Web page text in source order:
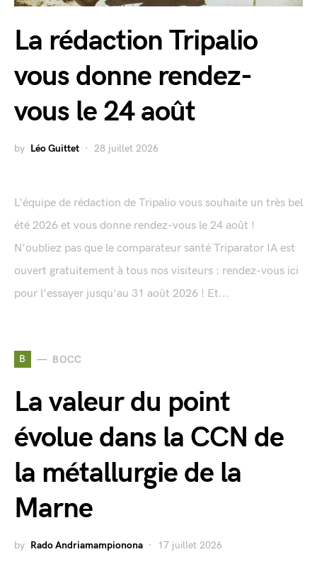
La rédaction Tripalio
vous donne rendez-
vous le 24 août
by Léo Guittet 28 juillet 2026
L'équipe de rédaction de Tripalio vous souhaite un très bel
été 2026 et vous donne rendez-vous le 24 août !
N'oubliez pas que le comparateur santé Triparator IA est
ouvert gratuitement à tous nos visiteurs : rendez-vous ici
pour l'essayer jusqu'au 31 août 2026 ! Et...
B BOCC
La valeur du point
évolue dans la CCN de
la métallurgie de la
Marne
by Rado Andriamampionona 17 juillet 2026